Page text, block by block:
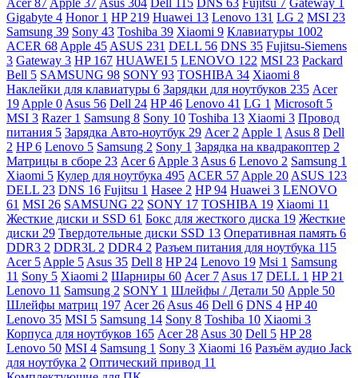
Gigabyte 4 Honor 1 HP 219 Huawei 13 Lenovo 131 LG 2 MSI 23
Samsung 39 Sony 43 Toshiba 39 Xiaomi 9 Клавиатуры 1002
ACER 68 Apple 45 ASUS 231 DELL 56 DNS 35 Fujitsu-Siemens
3 Gateway 3 HP 167 HUAWEI 5 LENOVO 122 MSI 23 Packard
Bell 5 SAMSUNG 98 SONY 93 TOSHIBA 34 Xiaomi 8
Наклейки для клавиатуры 6 Зарядки для ноутбуков 235 Acer
19 Apple 0 Asus 56 Dell 24 HP46 Lenovo 41 LG 1 Microsoft 5
MSI 3 Razer 1 Samsung 8 Sony 10 Toshiba 13 Xiaomi 3 Провод
питания 5 Зарядка Авто-ноутбук 29 Acer 2 Apple 1 Asus 8 Dell
2 HP6 Lenovo 5 Samsung 2 Sony 1 Зарядка на квадракоптер 2
Матрицы в сборе 23 Acer6 Apple 3 Asus 6 Lenovo 2 Samsung 1
Xiaomi 5 Кулер для ноутбука 495 ACER 57 Apple 20 ASUS 123
DELL 23 DNS 16 Fujitsu 1 Hasee 2 HP94 Huawei 3 LENOVO
61 MSI 26 SAMSUNG 22 SONY 17 TOSHIBA 19 Xiaomi 11
Жесткие диски и SSD 61 Бокс для жесткого диска 19 Жесткие
диски 29 Твердотельные диски SSD 13 Оперативная память 6
DDR3 2 DDR3L 2 DDR4 2 Разъем питания для ноутбука 115
Acer 5 Apple 5 Asus 35 Dell 8 HP 24 Lenovo 19 Msi 1 Samsung
11 Sony 5 Xiaomi 2 Шарниры 60 Acer 7 Asus 17 DELL 1 HP 21
Lenovo 11 Samsung 2 SONY 1 Шлейфы / Детали 50 Apple 50
Шлейфы матриц 197 Acer 26 Asus 46 Dell 6 DNS 4 HP40
Lenovo 35 MSI 5 Samsung 14 Sony 8 Toshiba 10 Xiaomi 3
Корпуса для ноутбуков 165 Acer 28 Asus 30 Dell 5 HP 28
Lenovo 50 MSI 4 Samsung 1 Sony 3 Xiaomi 16 Разъём аудио Jack
для ноутбука 2 Оптический привод 11